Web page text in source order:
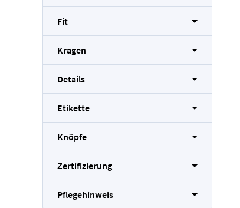
Fit
Kragen
Details
Etikette
Knöpfe
Zertifizierung
Pflegehinweis